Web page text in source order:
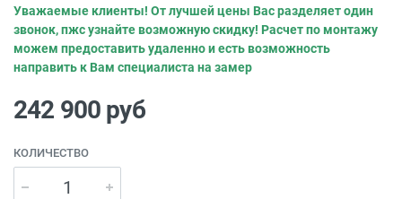
Уважаемые клиенты! От лучшей цены Вас разделяет один
звонок, пжс узнайте возможную скидку! Расчет по монтажу
можем предоставить удаленно и есть возможность
направить к Вам специалиста на замер
242 900 руб
КОЛИЧЕСТВО